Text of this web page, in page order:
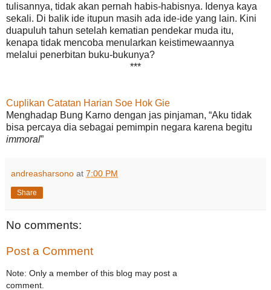
tulisannya, tidak akan pernah habis-habisnya. Idenya kaya
sekali. Di balik ide itupun masih ada ide-ide yang lain. Kini
duapuluh tahun setelah kematian pendekar muda itu,
kenapa tidak mencoba menularkan keistimewaannya
melalui penerbitan buku-bukunya?
***
Cuplikan Catatan Harian Soe Hok Gie
Menghadap Bung Karno dengan jas pinjaman, “Aku tidak
bisa percaya dia sebagai pemimpin negara karena begitu
immoral”
andreasharsono at 7:00 PM
Share
No comments:
Post a Comment
Note: Only a member of this blog may post a
comment.